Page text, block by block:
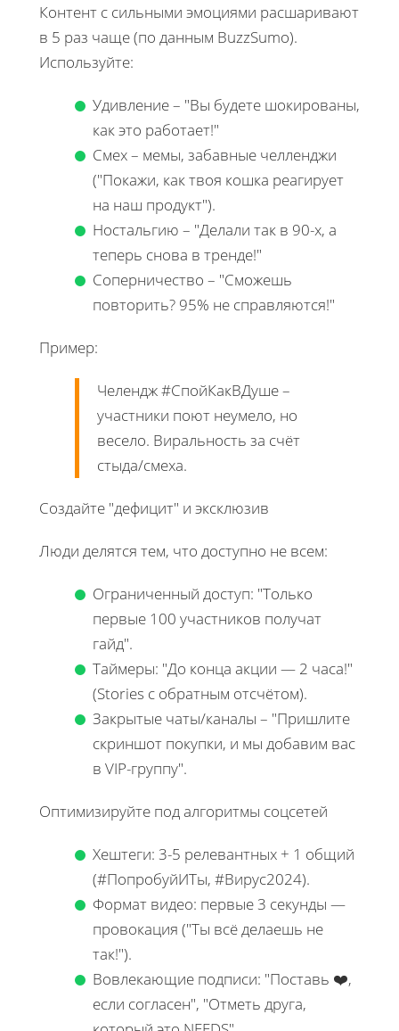
Контент с сильными эмоциями расшаривают
в 5 раз чаще (по данным BuzzSumo).
Используйте:
Удивление – "Вы будете шокированы,
как это работает!"
Смех – мемы, забавные челленджи
("Покажи, как твоя кошка реагирует
на наш продукт").
Ностальгию – "Делали так в 90-х, а
теперь снова в тренде!"
Соперничество – "Сможешь
повторить? 95% не справляются!"
Пример:
Челендж #СпойКакВДуше –
участники поют неумело, но
весело. Виральность за счёт
стыда/смеха.
Создайте "дефицит" и эксклюзив
Люди делятся тем, что доступно не всем:
Ограниченный доступ: "Только
первые 100 участников получат
гайд".
Таймеры: "До конца акции — 2 часа!"
(Stories с обратным отсчётом).
Закрытые чаты/каналы – "Пришлите
скриншот покупки, и мы добавим вас
в VIP-группу".
Оптимизируйте под алгоритмы соцсетей
Хештеги: 3-5 релевантных + 1 общий
(#ПопробуйИТы, #Вирус2024).
Формат видео: первые 3 секунды —
провокация ("Ты всё делаешь не
так!").
Вовлекающие подписи: "Поставь ❤️,
если согласен", "Отметь друга,